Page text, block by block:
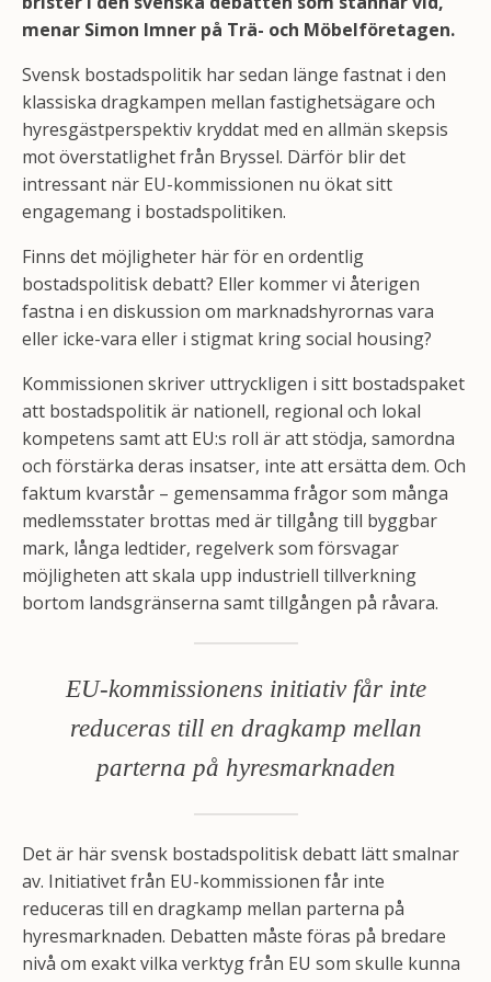
menar Simon Imner på Trä- och Möbelföretagen.
Svensk bostadspolitik har sedan länge fastnat i den
klassiska dragkampen mellan fastighetsägare och
hyresgästperspektiv kryddat med en allmän skepsis
mot överstatlighet från Bryssel. Därför blir det
intressant när EU-kommissionen nu ökat sitt
engagemang i bostadspolitiken.
Finns det möjligheter här för en ordentlig
bostadspolitisk debatt? Eller kommer vi återigen
fastna i en diskussion om marknadshyrornas vara
eller icke-vara eller i stigmat kring social housing?
Kommissionen skriver uttryckligen i sitt bostadspaket
att bostadspolitik är nationell, regional och lokal
kompetens samt att EU:s roll är att stödja, samordna
och förstärka deras insatser, inte att ersätta dem. Och
faktum kvarstår – gemensamma frågor som många
medlemsstater brottas med är tillgång till byggbar
mark, långa ledtider, regelverk som försvagar
möjligheten att skala upp industriell tillverkning
bortom landsgränserna samt tillgången på råvara.
EU-kommissionens initiativ får inte
reduceras till en dragkamp mellan
parterna på hyresmarknaden
Det är här svensk bostadspolitisk debatt lätt smalnar
av. Initiativet från EU-kommissionen får inte
reduceras till en dragkamp mellan parterna på
hyresmarknaden. Debatten måste föras på bredare
nivå om exakt vilka verktyg från EU som skulle kunna